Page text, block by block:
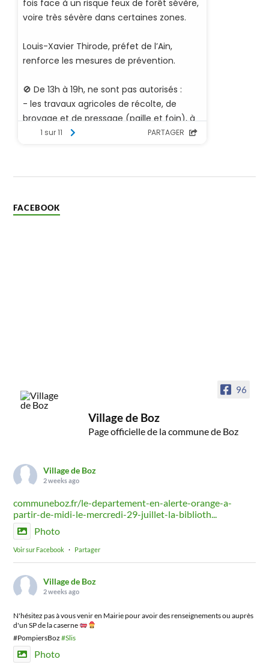
FACEBOOK
96
Village de Boz
Page officielle de la commune de Boz
Village de Boz
2 weeks ago
communeboz.fr/le-departement-en-alerte-orange-a-
partir-de-midi-le-mercredi-29-juillet-la-biblioth...
Photo
Voir sur Facebook · Partager
Village de Boz
2 weeks ago
N'hésitez pas à vous venir en Mairie pour avoir des renseignements ou auprès
d'un SP de la caserne
#PompiersBoz#Slis
Photo